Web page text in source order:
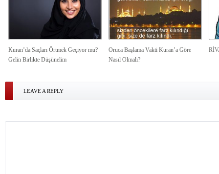
Kuran’da Saçları Örtmek Geçiyor mu?
Gelin Birlikte Düşünelim
Oruca Başlama Vakti Kuran’a Göre
Nasıl Olmalı?
LEAVE A REPLY